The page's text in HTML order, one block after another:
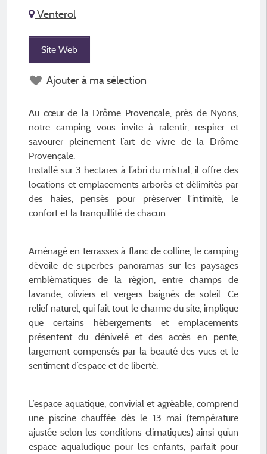
Venterol
Site Web
Ajouter à ma sélection
Au cœur de la Drôme Provençale, près de Nyons,
notre camping vous invite à ralentir, respirer et
savourer pleinement l’art de vivre de la Drôme
Provençale.
Installé sur 3 hectares à l’abri du mistral, il offre des
locations et emplacements arborés et délimités par
des haies, pensés pour préserver l’intimité, le
confort et la tranquillité de chacun.
Aménagé en terrasses à flanc de colline, le camping
dévoile de superbes panoramas sur les paysages
emblématiques de la région, entre champs de
lavande, oliviers et vergers baignés de soleil. Ce
relief naturel, qui fait tout le charme du site, implique
que certains hébergements et emplacements
présentent du dénivelé et des accès en pente,
largement compensés par la beauté des vues et le
sentiment d’espace et de liberté.
L’espace aquatique, convivial et agréable, comprend
une piscine chauffée dès le 13 mai (température
ajustée selon les conditions climatiques) ainsi qu’un
espace aqualudique pour les enfants, parfait pour